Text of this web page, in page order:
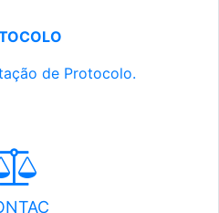
de Protocolo.